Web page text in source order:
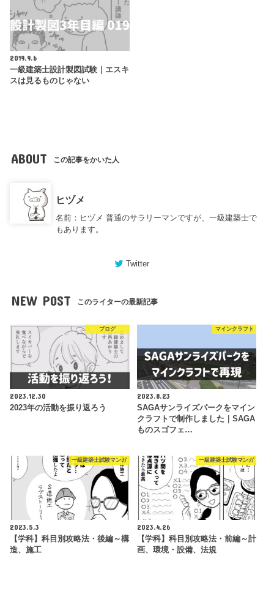
2019.9.6
一級建築士設計製図試験｜エスキ
スは見るものじゃない
ABOUT この記事をかいた人
ヒヅメ
名前：ヒヅメ 普通のサラリーマンですが、一級建築士で
もあります。
Twitter
NEW POST このライターの最新記事
ブログ
2023.12.30
2023年の活動を振り返ろう
マインクラフト
2023.8.23
SAGAサンライズパークをマイン
クラフトで制作しました｜SAGA
ものスゴフェ…
一級建築士試験マンガ
2023.5.3
【学科】科目別攻略法・後編～構
造、施工
一級建築士試験マンガ
2023.4.26
【学科】科目別攻略法・前編～計
画、環境・設備、法規